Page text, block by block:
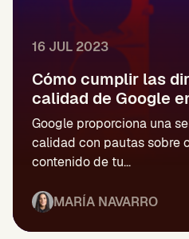
16 JUL 2023
Cómo cumplir las
calidad de Google
Google proporciona una
calidad con pautas sobre
contenido de tu...
MARÍA NAVARRO